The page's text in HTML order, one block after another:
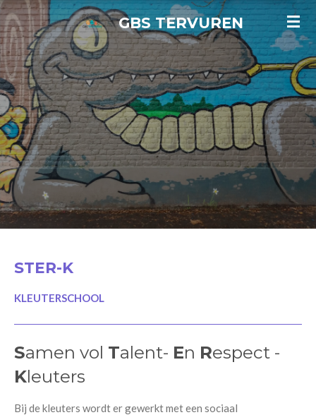
Ga
direct
naar
de
hoofdinhoud
GBS TERVUREN
STER-K
KLEUTERSCHOOL
Samen vol Talent- En Respect -
Kleuters
Bij de kleuters wordt er gewerkt met een sociaal